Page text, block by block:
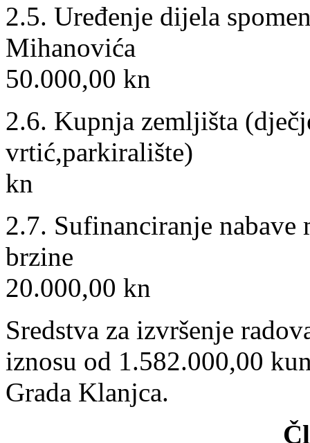
2.5. Uređenje dijela
50.000,00 kn
2.6. Kupnja zemljišta
kn
2.7. Sufinanciranje nabave
20.000,00 kn
Sredstva za izvršenje
iznosu od 1.582.000,00
Grada Klanjca.